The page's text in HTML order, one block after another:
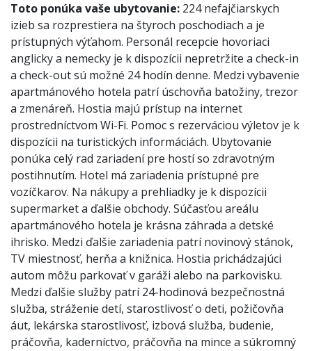
Toto ponúka vaše ubytovanie: 224 nefajčiarskych
izieb sa rozprestiera na štyroch poschodiach a je
prístupných výťahom. Personál recepcie hovoriaci
anglicky a nemecky je k dispozícii nepretržite a check-in
a check-out sú možné 24 hodín denne. Medzi vybavenie
apartmánového hotela patrí úschovňa batožiny, trezor
a zmenáreň. Hostia majú prístup na internet
prostredníctvom Wi-Fi. Pomoc s rezerváciou výletov je k
dispozícii na turistických informáciách. Ubytovanie
ponúka celý rad zariadení pre hostí so zdravotným
postihnutím. Hotel má zariadenia prístupné pre
vozíčkarov. Na nákupy a prehliadky je k dispozícii
supermarket a ďalšie obchody. Súčasťou areálu
apartmánového hotela je krásna záhrada a detské
ihrisko. Medzi ďalšie zariadenia patrí novinový stánok,
TV miestnosť, herňa a knižnica. Hostia prichádzajúci
autom môžu parkovať v garáži alebo na parkovisku.
Medzi ďalšie služby patrí 24-hodinová bezpečnostná
služba, stráženie detí, starostlivosť o deti, požičovňa
áut, lekárska starostlivosť, izbová služba, budenie,
práčovňa, kaderníctvo, práčovňa na mince a súkromný